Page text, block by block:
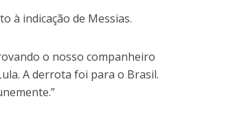
à indicação de Messias.
o nosso companheiro
A derrota foi para o Brasil.